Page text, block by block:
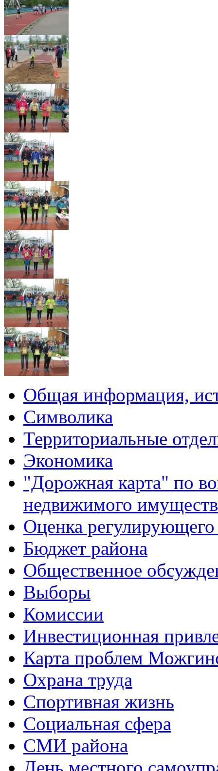
Общая информация,
Символика
Территориальные
Экономика
"Дорожная карта" по
недвижимого
Оценка регулирующего
Бюджет района
Общественное
Выборы
Комиссии
Инвестиционная
Карта проблем
Охрана труда
Спортивная жизнь
Социальная сфера
СМИ района